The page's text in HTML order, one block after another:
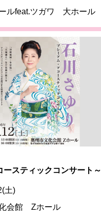
ルfeat.ツガワ 大ホール
ースティックコンサート～
土)
会館 Zホール